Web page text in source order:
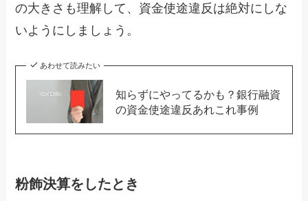
の大きさも理解して、資金使途違反は絶対にしな
いようにしましょう。
あわせて読みたい
知らずにやってるかも？銀行融資
の資金使途違反あれこれ事例
粉飾決算をしたとき